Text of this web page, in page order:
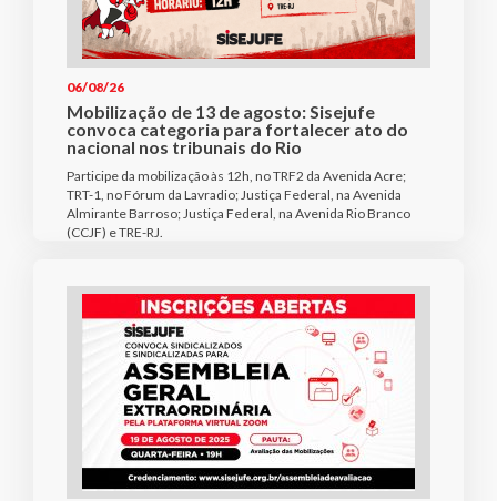
06/08/26
Mobilização de 13 de agosto: Sisejufe
convoca categoria para fortalecer ato do
nacional nos tribunais do Rio
Participe da mobilização às 12h, no TRF2 da Avenida Acre;
TRT-1, no Fórum da Lavradio; Justiça Federal, na Avenida
Almirante Barroso; Justiça Federal, na Avenida Rio Branco
(CCJF) e TRE-RJ.